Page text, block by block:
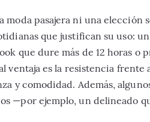
pasajera ni una elección
que justifican su uso:
que dure más de 12 horas o
es la resistencia frente
y comodidad. Además,
—por ejemplo, un delineado